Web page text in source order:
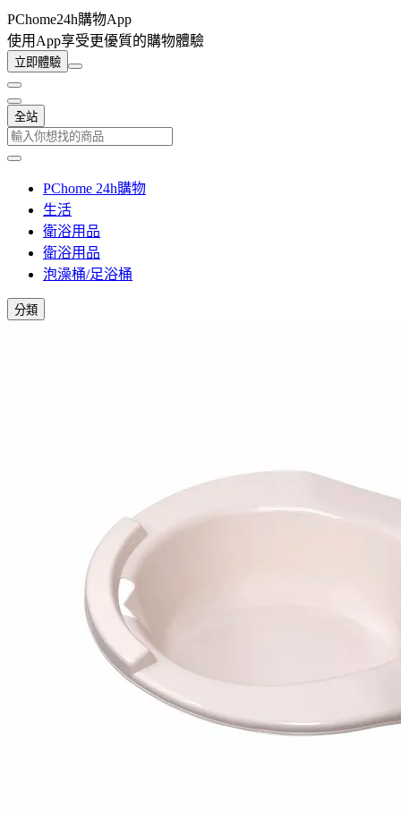
PChome24h購物App
使用App享受更優質的購物體驗
立即體驗
全站
PChome 24h購物
生活
衛浴用品
衛浴用品
泡澡桶/足浴桶
分類